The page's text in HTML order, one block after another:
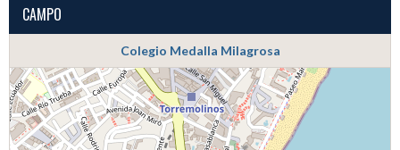
CAMPO
Colegio Medalla Milagrosa